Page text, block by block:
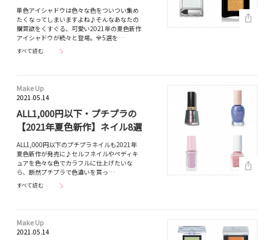
単色アイシャドウは色々な色をついつい集め
たくなってしまいますよね♪そんなあなたの
購買欲をくすぐる、可愛い2021年の夏色新作
アイシャドウが続々と登場。全5選を…
すべて読む
Make Up
2021.05.14
ALL1,000円以下・プチプラの
【2021年夏色新作】ネイル8選
ALL1,000円以下のプチプラネイルも2021年
夏色新作が発売に♪セルフネイルやペディキ
ュアを色々な色でカラフルに仕上げたいな
ら、断然プチプラで色違いを買っ…
すべて読む
Make Up
2021.05.14